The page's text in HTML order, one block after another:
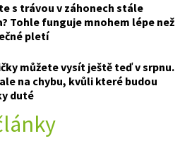
s trávou v záhonech stále
Tohle funguje mnohem lépe než
pletí
můžete vysít ještě teď v srpnu.
na chybu, kvůli které budou
duté